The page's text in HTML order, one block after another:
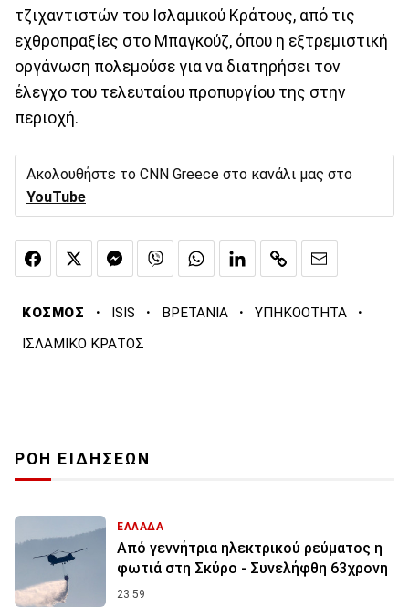
τζιχαντιστών του Ισλαμικού Κράτους, από τις
εχθροπραξίες στο Μπαγκούζ, όπου η εξτρεμιστική
οργάνωση πολεμούσε για να διατηρήσει τον
έλεγχο του τελευταίου προπυργίου της στην
περιοχή.
Ακολουθήστε το CNN Greece στο κανάλι μας στο
YouTube
ΚΟΣΜΟΣ · ISIS · ΒΡΕΤΑΝΙΑ · ΥΠΗΚΟΟΤΗΤΑ ·
ΙΣΛΑΜΙΚΟ ΚΡΑΤΟΣ
ΡΟΗ ΕΙΔΗΣΕΩΝ
ΕΛΛΑΔΑ
Από γεννήτρια ηλεκτρικού ρεύματος η
φωτιά στη Σκύρο - Συνελήφθη 63χρονη
23:59